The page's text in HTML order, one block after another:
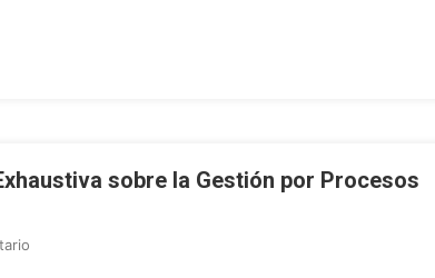
sobre la Gestión por Procesos